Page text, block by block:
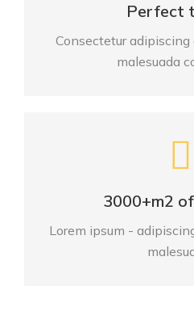
Perfect
Consectetur
malesuada
3000+m2
Lorem ipsum -